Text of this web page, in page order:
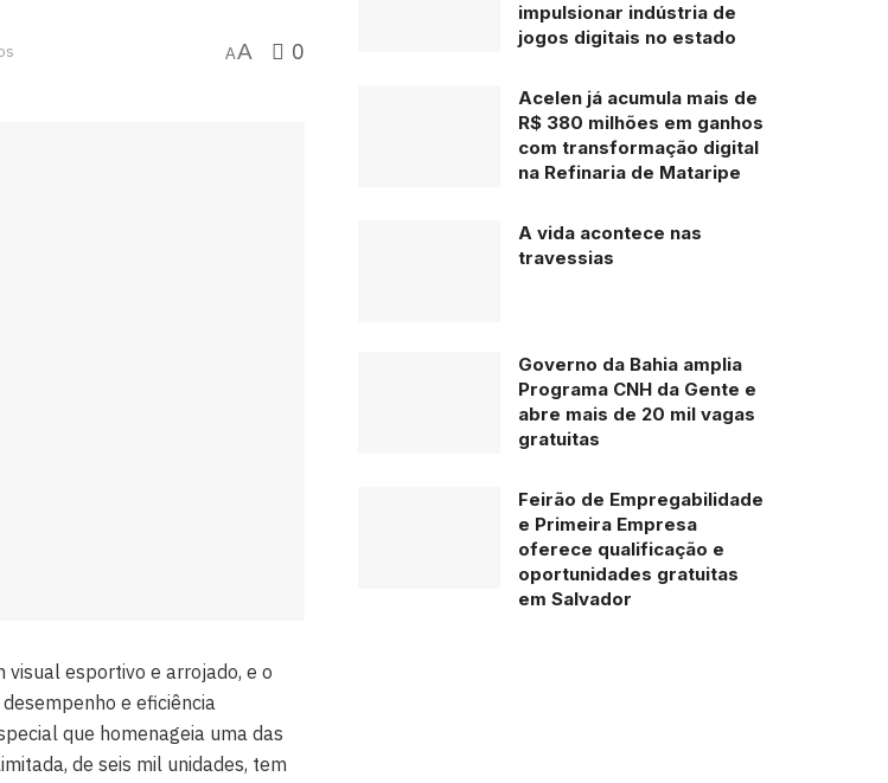
AA 0
visual esportivo e arrojado, e o
e eficiência
que homenageia uma das
de seis mil unidades, tem
impulsionar indústria de
jogos digitais no estado
Acelen já acumula mais de
R$ 380 milhões em ganhos
com transformação digital
na Refinaria de Mataripe
A vida acontece nas
travessias
Governo da Bahia amplia
Programa CNH da Gente e
abre mais de 20 mil vagas
gratuitas
Feirão de Empregabilidade
e Primeira Empresa
oferece qualificação e
oportunidades gratuitas
em Salvador